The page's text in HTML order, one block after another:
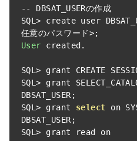
-- DBSAT_USERの作成
SQL> create user
任意のパスワード>;
User created .
SQL> grant CREATE
SQL> grant
DBSAT_USER ;
SQL> grant select on
DBSAT_USER ;
SQL> grant read on